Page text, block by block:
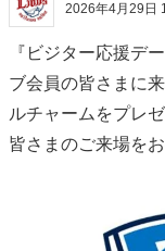
2026年4月29日
『ビジター応援デ
ブ会員の皆さまに
ルチャームをプレゼ
皆さまのご来場を